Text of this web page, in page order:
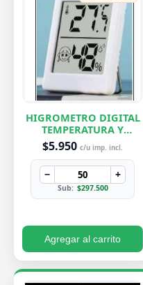
HIGROMETRO DIGITAL
TEMPERATURA Y
HUMEDAD
$5.950 c/u imp. incl.
− +
Sub: $297.500
Agregar al carrito